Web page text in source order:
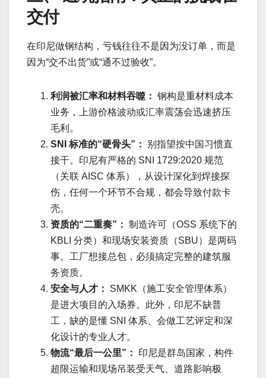
交付
在印尼做钢结构，亏钱往往不是因为没订单，而是
因为“交不出货”或“通不过验收”。
利润被汇率和材料吞噬： 钢构是重材料成本
业务，上游价格波动或汇率震荡会迅速挤压
毛利。
SNI 标准的“硬骨头”：
别指望按中国习惯直
接干。印尼有严格的 SNI 1729:2020 规范
（关联 AISC 体系），从设计深化到焊接探
伤，任何一个环节不合规，都会导致付款卡
壳。
资质的“二重奏”： 制造许可（OSS 系统下的
KBLI 分类）和现场安装资质（SBU）是两码
事。工厂想接总包，必须搞定完整的建筑服
务资质。
安全与人才：
SMKK（施工安全管理体系）
是进大项目的入场券。此外，印尼不缺普
工，缺的是懂 SNI 体系、会做工艺评定和深
化设计的专业人才。
物流“最后一公里”：
印尼是群岛国家，构件
超限运输和现场吊装受天气、道路影响极